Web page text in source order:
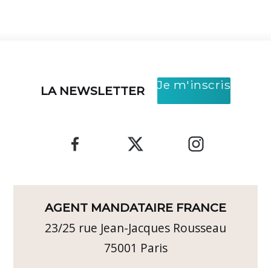
LA NEWSLETTER Je m'inscris
AGENT MANDATAIRE FRANCE
23/25 rue Jean-Jacques Rousseau
75001 Paris